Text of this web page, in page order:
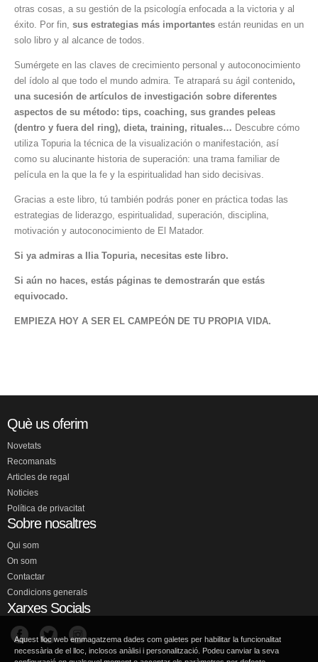
otras cosas, a su gestión de la psicología enfocada a la victoria y al
éxito. Por fin, sus estrategias más importantes están reunidas en un
solo libro y al alcance de todos.
Sumérgete en las claves de crecimiento personal y autoconocimiento
del ídolo al que todo el mundo admira. Te atrapará su ágil contenido,
una sucesión de artículos de investigación sobre diferentes
aspectos de su método: tips, coaching, sus grandes peleas
(dentro y fuera del ring), dieta, training, rituales… Descubre cómo
utiliza Topuria la técnica de la visualización o manifestación, así
como su alucinante historia de superación: una trama familiar de
película en la que la fe y la espiritualidad han sido decisivas.
Gracias a este libro, tú también podrás poner en práctica todas las
estrategias de liderazgo, espiritualidad, superación, disciplina,
motivación y autoconocimiento de El Matador.
Si ya admiras a Ilia Topuria, necesitas este libro.
Si aún no haces, estás páginas te demostrarán que estás
equivocado.
EMPIEZA HOY A SER EL CAMPEÓN DE TU PROPIA VIDA.
Què us oferim
Novetats
Recomanats
Articles de regal
Noticies
Política de privacitat
Sobre nosaltres
Qui som
On som
Contactar
Condicions generals
Xarxes Socials
Aquest lloc web emmagatzema dades com galetes per habilitar la funcionalitat
necessària de el lloc, inclosos anàlisi i personalització. Podeu canviar la seva